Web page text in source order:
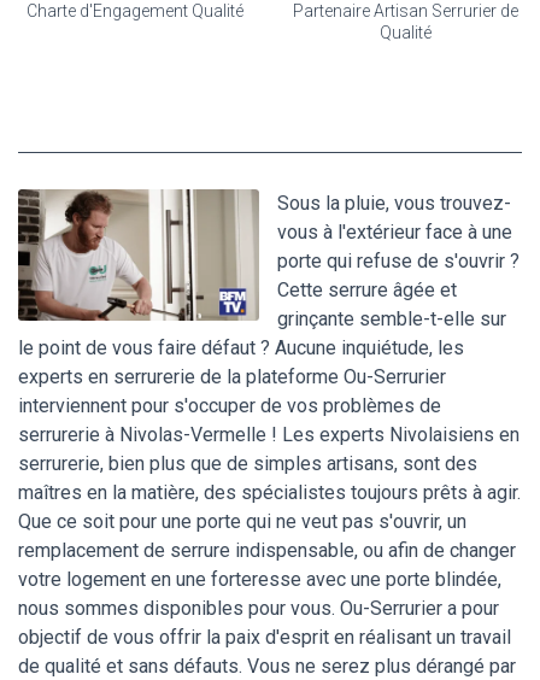
Charte d'Engagement Qualité
Partenaire Artisan Serrurier de
Qualité
Sous la pluie, vous trouvez-
vous à l'extérieur face à une
porte qui refuse de s'ouvrir ?
Cette serrure âgée et
grinçante semble-t-elle sur
le point de vous faire défaut ? Aucune inquiétude, les
experts en serrurerie de la plateforme Ou-Serrurier
interviennent pour s'occuper de vos problèmes de
serrurerie à Nivolas-Vermelle ! Les experts Nivolaisiens en
serrurerie, bien plus que de simples artisans, sont des
maîtres en la matière, des spécialistes toujours prêts à agir.
Que ce soit pour une porte qui ne veut pas s'ouvrir, un
remplacement de serrure indispensable, ou afin de changer
votre logement en une forteresse avec une porte blindée,
nous sommes disponibles pour vous. Ou-Serrurier a pour
objectif de vous offrir la paix d'esprit en réalisant un travail
de qualité et sans défauts. Vous ne serez plus dérangé par